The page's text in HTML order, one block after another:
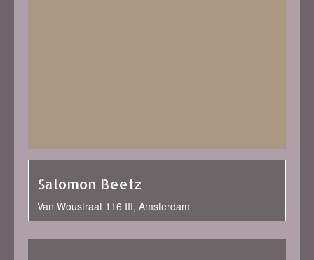
Salomon Beetz
Van Woustraat 116 III, Amsterdam